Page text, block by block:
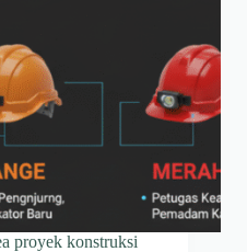
proyek konstruksi